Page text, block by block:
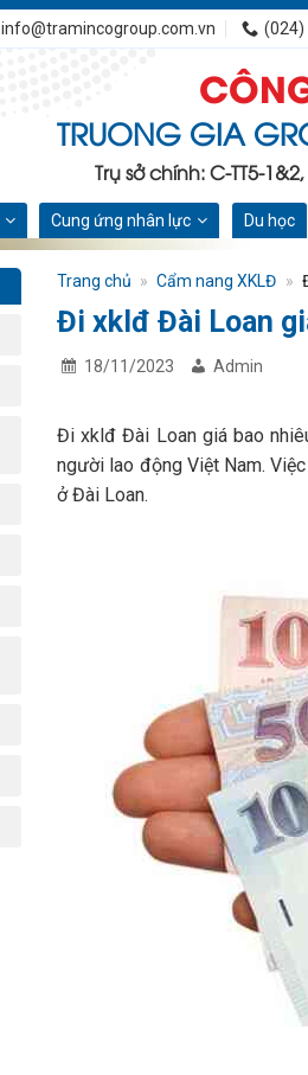
info@tramincogroup.com.vn (024)
TRUONG GIA
Trụ sở chính: C-TT5-
Cung ứng nhân lực Du học
Trang chủ » Cẩm nang XKLĐ »
Đi xklđ Đài Loan
18/11/2023 Admin
Đi xklđ Đài Loan giá bao
người lao động Việt Nam.
ở Đài Loan.